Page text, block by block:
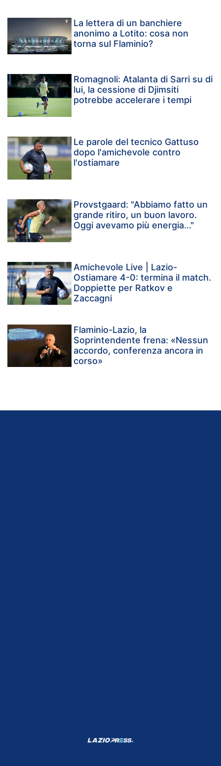
La lettera di un banchiere
anonimo a Lotito: cosa non
torna sul Flaminio?
Romagnoli: Atalanta di Sarri su di
lui, la cessione di Djimsiti
potrebbe accelerare i tempi
Le parole del tecnico Gattuso
dopo l'amichevole contro
l'ostiamare
Provstgaard: "Abbiamo fatto un
grande ritiro, un buon lavoro.
Oggi avevamo più energia..."
Amichevole Live | Lazio-
Ostiamare 4-0: termina il match.
Doppiette per Ratkov e
Zaccagni
Flaminio-Lazio, la
Soprintendente frena: «Nessun
accordo, conferenza ancora in
corso»